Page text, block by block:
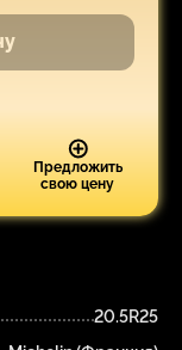
20.5R25
Предложить
свою цену